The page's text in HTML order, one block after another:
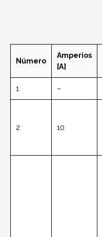
Número
Amperios
[A]
1 –
2 10